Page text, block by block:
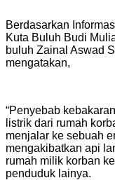
Berdasarkan
Kuta Buluh Budi
buluh Zainal Aswad
mengatakan,
“Penyebab
listrik dari rumah
menjalar ke sebuah
mengakibatkan api
rumah milik korban
penduduk lainya.